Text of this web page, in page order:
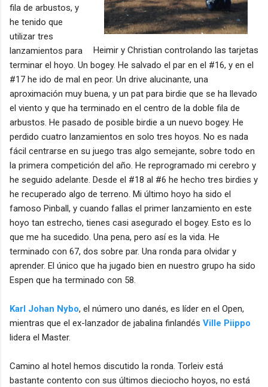
Heimir y Christian controlando las tarjetas
fila de arbustos, y
he tenido que
utilizar tres
lanzamientos para
terminar el hoyo. Un bogey. He salvado el par en el #16, y en el
#17 he ido de mal en peor. Un drive alucinante, una
aproximación muy buena, y un pat para birdie que se ha llevado
el viento y que ha terminado en el centro de la doble fila de
arbustos. He pasado de posible birdie a un nuevo bogey. He
perdido cuatro lanzamientos en solo tres hoyos. No es nada
fácil centrarse en su juego tras algo semejante, sobre todo en
la primera competición del año. He reprogramado mi cerebro y
he seguido adelante. Desde el #18 al #6 he hecho tres birdies y
he recuperado algo de terreno. Mi último hoyo ha sido el
famoso Pinball, y cuando fallas el primer lanzamiento en este
hoyo tan estrecho, tienes casi asegurado el bogey. Esto es lo
que me ha sucedido. Una pena, pero así es la vida. He
terminado con 67, dos sobre par. Una ronda para olvidar y
aprender. El único que ha jugado bien en nuestro grupo ha sido
Espen que ha terminado con 58.
Karl Johan Nybo, el número uno danés, es líder en el Open,
mientras que el ex-lanzador de jabalina finlandés Ville Piippo
lidera el Master.
Camino al hotel hemos discutido la ronda. Torleiv está
bastante contento con sus últimos dieciocho hoyos, no está